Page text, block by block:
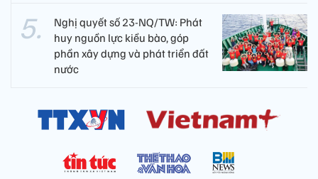
Nghị quyết số 23-NQ/TW: Phát
huy nguồn lực kiều bào, góp
phần xây dựng và phát triển đất
nước